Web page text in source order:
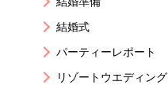
結婚式
パーティーレポート
リゾートウエディング